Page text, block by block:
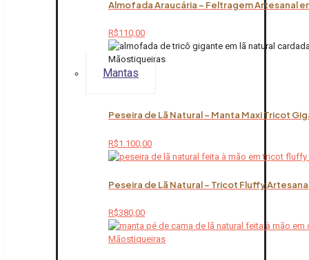
Almofada Araucária – Feltragem Artesanal
R$110,00
Mantas
Peseira de Lã Natural – Manta Maxi Tricot
R$1.100,00
Peseira de Lã Natural – Tricot Fluffy
R$380,00